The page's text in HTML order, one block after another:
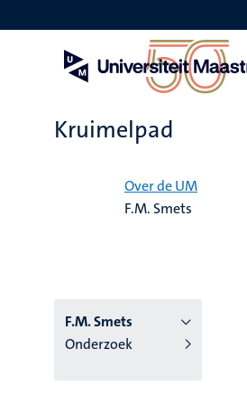
en
Kruimelpad
Over de UM
F.M. Smets
F.M. Smets
Onderzoek